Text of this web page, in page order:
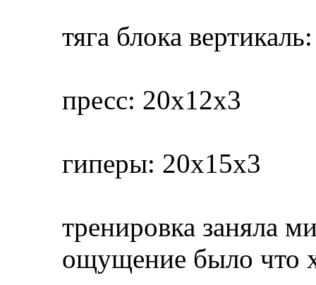
тяга блока
пресс: 20х12х3
гиперы: 20х15х3
тренировка заняла
ощущение было что